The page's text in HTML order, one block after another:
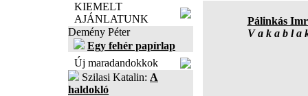
KIEMELT
AJÁNLATUNK
Demény Péter
Egy fehér papírlap
Új maradandokkok
Szilasi Katalin: A
haldokló
Pálinkás
V a k a b l a